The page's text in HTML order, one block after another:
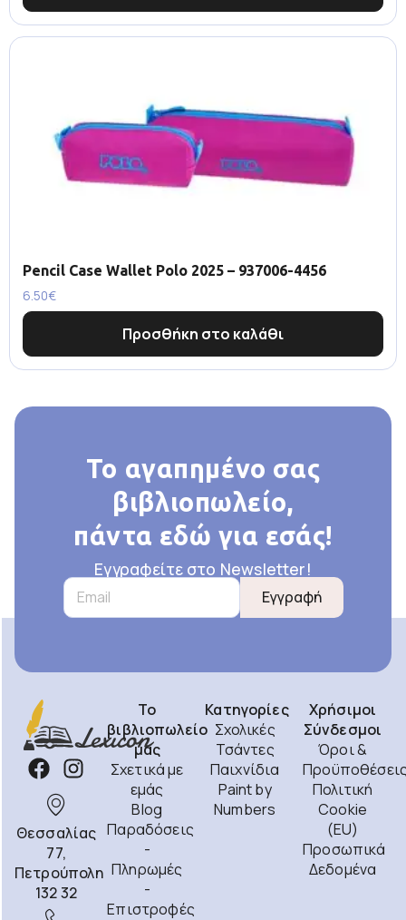
Pencil Case Wallet Polo 2025 – 937006-4456
6.50€
Προσθήκη στο καλάθι
Το αγαπημένο σας
βιβλιοπωλείο,
πάντα εδώ για εσάς!
Εγγραφείτε στο Newsletter!
Εγγραφή
Θεσσαλίας
77,
Πετρούπολη
132 32
Το
βιβλιοπωλείο
μας
Σχετικά με
εμάς
Blog
Παραδόσεις
-
Πληρωμές
-
Επιστροφές
Κατηγορίες
Σχολικές
Τσάντες
Παιχνίδια
Paint by
Numbers
Χρήσιμοι
Σύνδεσμοι
Όροι &
Πολιτική
Cookie
(EU)
Προσωπικά
Δεδομένα